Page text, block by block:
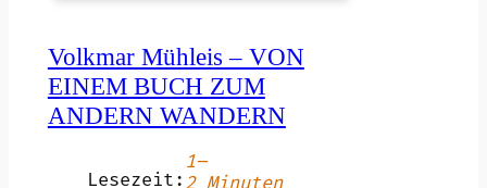
Volkmar Mühleis – VON
EINEM BUCH ZUM
ANDERN WANDERN
Lesezeit:
1–
2 Minuten